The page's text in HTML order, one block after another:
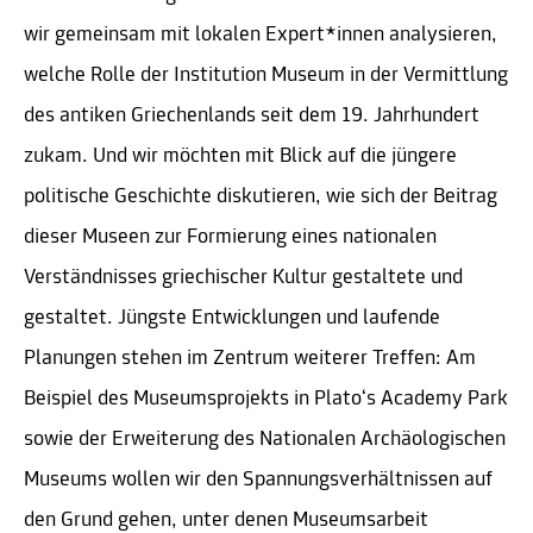
wir gemeinsam mit lokalen Expert*innen analysieren,
welche Rolle der Institution Museum in der Vermittlung
des antiken Griechenlands seit dem 19. Jahrhundert
zukam. Und wir möchten mit Blick auf die jüngere
politische Geschichte diskutieren, wie sich der Beitrag
dieser Museen zur Formierung eines nationalen
Verständnisses griechischer Kultur gestaltete und
gestaltet. Jüngste Entwicklungen und laufende
Planungen stehen im Zentrum weiterer Treffen: Am
Beispiel des Museumsprojekts in Plato‘s Academy Park
sowie der Erweiterung des Nationalen Archäologischen
Museums wollen wir den Spannungsverhältnissen auf
den Grund gehen, unter denen Museumsarbeit